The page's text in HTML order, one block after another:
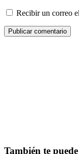
Recibir un correo
También te